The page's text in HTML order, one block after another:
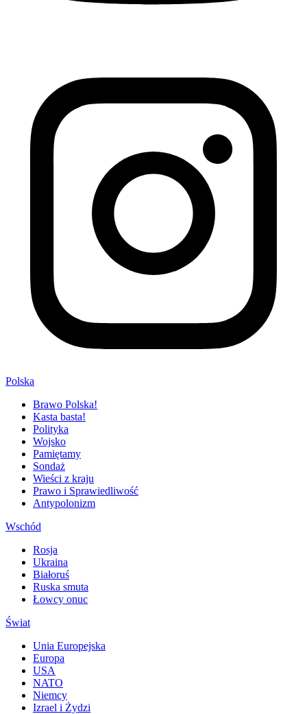
Polska
Brawo Polska!
Kasta basta!
Polityka
Wojsko
Pamiętamy
Sondaż
Wieści z kraju
Prawo i Sprawiedliwość
Antypolonizm
Wschód
Rosja
Ukraina
Białoruś
Ruska smuta
Łowcy onuc
Świat
Unia Europejska
Europa
USA
NATO
Niemcy
Izrael i Żydzi